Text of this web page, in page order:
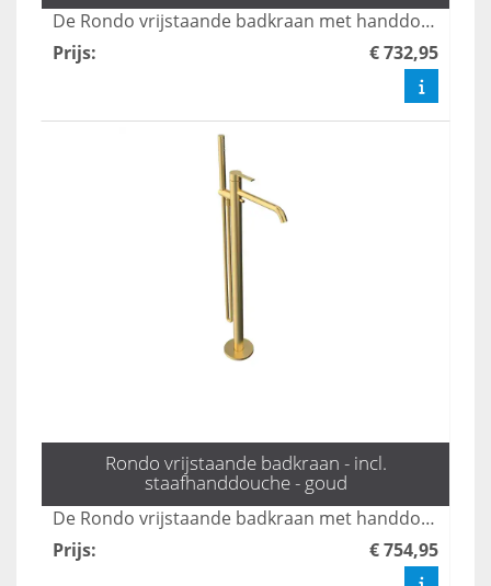
De Rondo vrijstaande badkraan met handdouche in mat zwart combineert stijl en functionaliteit, perfect voor moderne badkamers. Met een elegante uitstraling en gebruiksvriendelijke bediening biedt deze kraan een luxe ervaring tijdens uw badmomenten. Dankzij het duurzame ontwerp en de hoogwaardige afwerking is dit product een ideale keuze voor elk interieur.
Prijs: € 732,95
Rondo vrijstaande badkraan - incl.
staafhanddouche - goud
De Rondo vrijstaande badkraan met handdouche in mat zwart combineert stijl en functionaliteit, perfect voor moderne badkamers. Met een elegante uitstraling en gebruiksvriendelijke bediening biedt deze kraan een luxe ervaring tijdens uw badmomenten. Dankzij het duurzame ontwerp en de hoogwaardige afwerking is dit product een ideale keuze voor elk interieur.
Prijs: € 754,95